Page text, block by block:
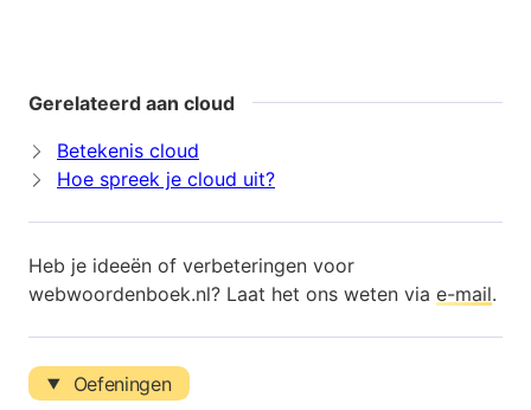
Gerelateerd aan cloud
Betekenis cloud
Hoe spreek je cloud uit?
Heb je ideeën of verbeteringen voor
webwoordenboek.nl? Laat het ons weten via e-mail.
Oefeningen